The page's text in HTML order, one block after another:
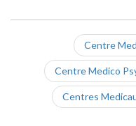
Centre
Centre Medico
Centres